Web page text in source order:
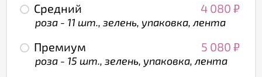
Средний 4 080 ₽
роза - 11 шт., зелень, упаковка, лента
Премиум 5 080 ₽
роза - 15 шт., зелень, упаковка, лента